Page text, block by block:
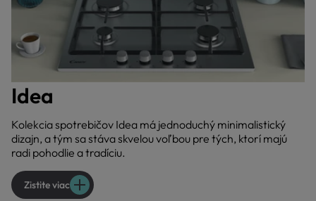
Idea
Kolekcia spotrebičov Idea má jednoduchý minimalistický
dizajn, a tým sa stáva skvelou voľbou pre tých, ktorí majú
radi pohodlie a tradíciu.
Zistite viac